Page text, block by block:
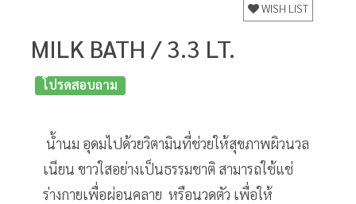
WISH LIST
MILK BATH / 3.3 LT.
โปรดสอบถาม
น้ำนม อุดมไปด้วยวิตามินที่ช่วยให้สุขภาพผิวนวล
เนียน ขาวใสอย่างเป็นธรรมชาติ สามารถใช้แช่
ร่างกายเพื่อผ่อนคลาย หรือนวดตัว เพื่อให้